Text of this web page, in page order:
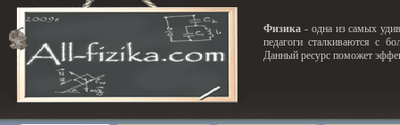
Физика - одна из самых
педагоги сталкиваются с
Данный ресурс поможет